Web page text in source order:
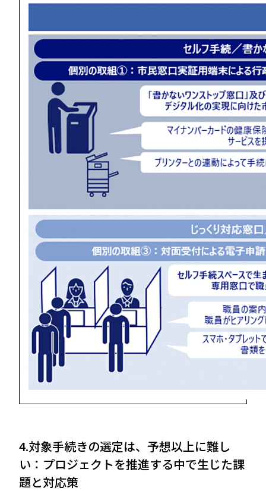
4.対象手続きの選定は、予想以上に難し
い：プロジェクトを推進する中で生じた課
題と対応策